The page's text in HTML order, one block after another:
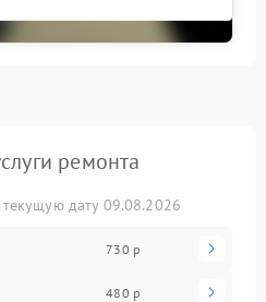
ремонта
дату 09.08.2026
730 р
480 р